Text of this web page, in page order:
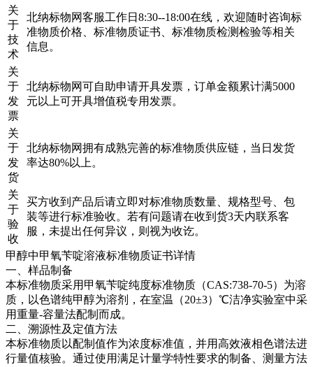
关
于
技
术
北纳标物网客服工作日8:30--18:00在线，欢迎随时咨询标
准物质价格、标准物质证书、标准物质检测检验等相关
信息。
关
于
发
票
北纳标物网可自助申请开具发票，订单金额累计满5000
元以上可开具增值税专用发票。
关
于
发
货
北纳标物网拥有成熟完善的标准物质供应链，当日发货
率达80%以上。
关
于
验
收
买方收到产品后请立即对标准物质数量、规格型号、包
装等进行标准验收。若有问题请在收到货3天内联系客
服，未提出任何异议，则视为收讫。
甲醇中甲氧苄啶溶液标准物质证书详情
一、样品制备
本标准物质采用甲氧苄啶纯度标准物质（CAS:738-70-5）为溶
质，以色谱纯甲醇为溶剂，在室温（20±3）℃洁净实验室中采
用重量-容量法配制而成。
二、溯源性及定值方法
本标准物质以配制值作为浓度标准值，并用高效液相色谱法进
行量值核验。通过使用满足计量学特性要求的制备、测量方法